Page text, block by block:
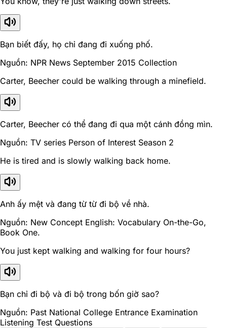
Bạn biết đấy, họ chỉ đang đi xuống phố.
Nguồn: NPR News September 2015 Collection
Carter, Beecher could be walking through a minefield.
Carter, Beecher có thể đang đi qua một cánh đồng mìn.
Nguồn: TV series Person of Interest Season 2
He is tired and is slowly walking back home.
Anh ấy mệt và đang từ từ đi bộ về nhà.
Nguồn: New Concept English: Vocabulary On-the-Go,
Book One.
You just kept walking and walking for four hours?
Bạn chỉ đi bộ và đi bộ trong bốn giờ sao?
Nguồn: Past National College Entrance Examination
Listening Test Questions